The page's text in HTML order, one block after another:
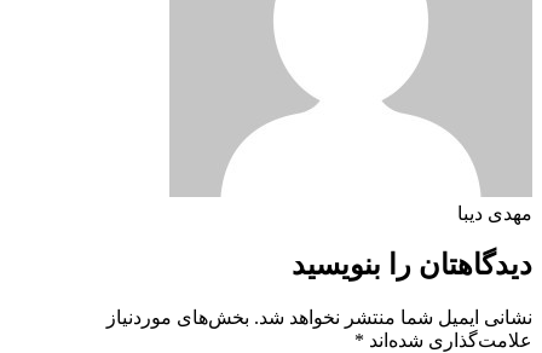
مهدی دیبا
دیدگاهتان را بنویسید
نشانی ایمیل شما منتشر نخواهد شد. بخش‌های موردنیاز
علامت‌گذاری شده‌اند *